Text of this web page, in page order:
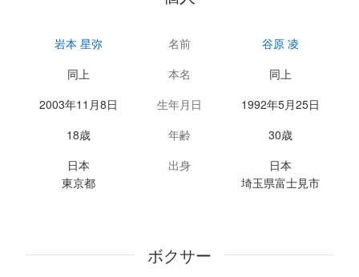
岩本 星弥 名前
谷原 凌
同上
本名
同上
2003年11月8日
生年月日
1992年5月25日
18歳
年齢
30歳
日本
東京都
出身
日本
埼玉県富士見市
ボクサー